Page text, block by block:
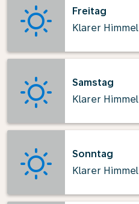
Freitag
Klarer Himmel
Samstag
Klarer Himmel
Sonntag
Klarer Himmel